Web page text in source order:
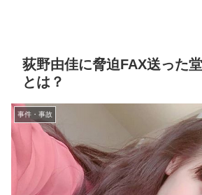
荻野由佳に脅迫FAX送った
とは？
事件・事故